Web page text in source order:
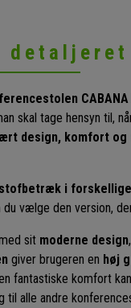
detaljeret
CABANA
skal tage hensyn til,
design, komfort
i
vælge den version,
sit moderne design
giver brugeren en høj
fantastiske komfort
alle andre